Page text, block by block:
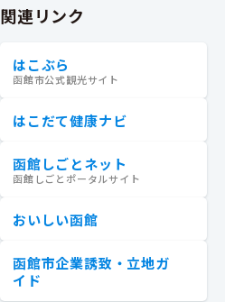
関連リンク
はこぶら
函館市公式観光サイト
はこだて健康ナビ
函館しごとネット
函館しごとポータルサイト
おいしい函館
函館市企業誘致・立地ガ
イド